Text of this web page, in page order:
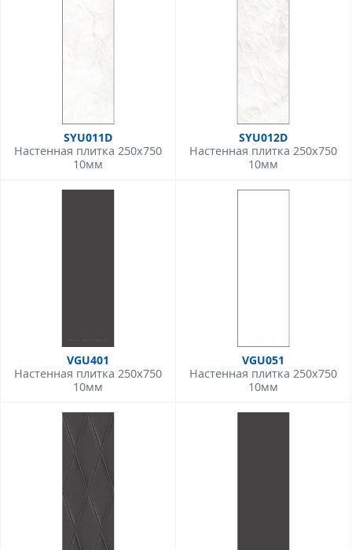
SYU011D
Настенная плитка 250x750
10мм
SYU012D
Настенная плитка 250x750
10мм
VGU401
Настенная плитка 250x750
10мм
VGU051
Настенная плитка 250x750
10мм